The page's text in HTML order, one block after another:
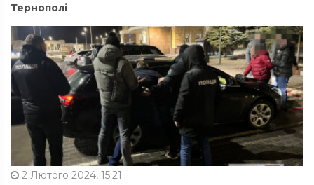
Тернополі
2 Лютого 2024, 15:21